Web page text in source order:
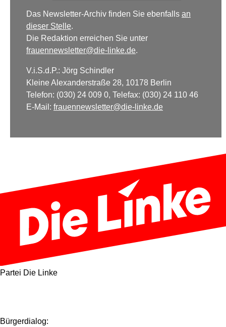
Das Newsletter-Archiv finden Sie ebenfalls an
dieser Stelle.
Die Redaktion erreichen Sie unter
frauennewsletter@die-linke.de.
V.i.S.d.P.: Jörg Schindler
Kleine Alexanderstraße 28, 10178 Berlin
Telefon: (030) 24 009 0, Telefax: (030) 24 110 46
E-Mail: frauennewsletter@die-linke.de
Partei Die Linke
Bürgerdialog: